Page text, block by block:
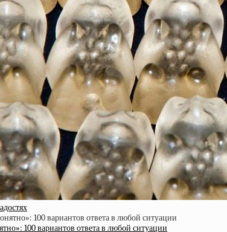
100 вариантов ответа в любой ситуации